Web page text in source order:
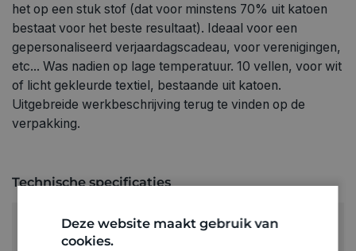
het op een stuk stof (dat voor minstens 70% uit katoen
bestaat voor het beste resultaat). Ideaal voor een
gepersonaliseerd verjaardagscadeau, voor verenigingen,
etc... Was nadien op lage temperatuur. 10 vellen, voor wit
of licht gekleurde textiel, bestaande uit katoen.
Uitgebreide werkbeschrijving terug te vinden op de
verpakking.
Technische specificaties
Deze website maakt gebruik van
cookies.